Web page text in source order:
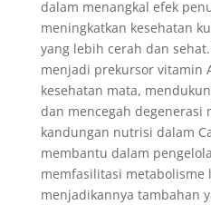
dalam menangkal efek
meningkatkan kesehatan
yang lebih cerah dan
menjadi prekursor vitamin
kesehatan mata,
dan mencegah degenerasi
kandungan nutrisi dalam
membantu dalam
memfasilitasi metabolisme
menjadikannya tambahan